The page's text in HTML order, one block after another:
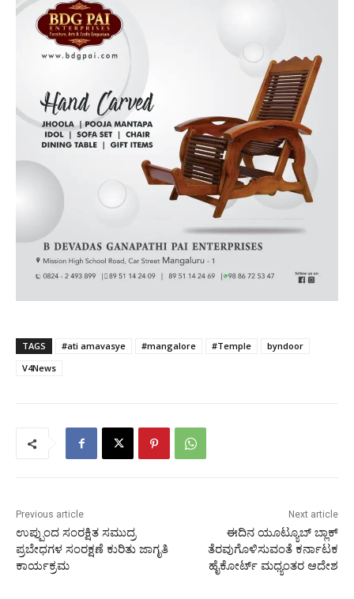
TAGS #ati amavasye #mangalore #Temple
byndoor
V4News
Previous article
ಉಪ್ಪುಂದ ಸಂರಕ್ಷಿತ ಸಮುದ್ರ
ಪ್ರಬೇಧಗಳ ಸಂರಕ್ಷಣೆ ಕುರಿತು ಜಾಗೃತಿ
ಕಾರ್ಯಕ್ರಮ
Next article
ಈದಿನ ಯೂಟ್ಯೂಬ್ ಬ್ಲಾಕ್
ತೆರವುಗೊಳಿಸುವಂತೆ ಕರ್ನಾಟಕ
ಹೈಕೋರ್ಟ್ ಮಧ್ಯಂತರ ಆದೇಶ